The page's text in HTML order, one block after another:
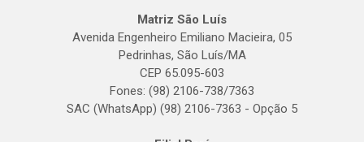
Matriz São Luís
Avenida Engenheiro Emiliano Macieira, 05
Pedrinhas, São Luís/MA
CEP 65.095-603
Fones: (98) 2106-738/7363
SAC (WhatsApp) (98) 2106-7363 - Opção 5